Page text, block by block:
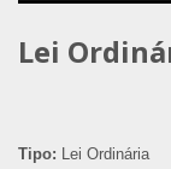
Lei
Tipo: Lei Ordinária